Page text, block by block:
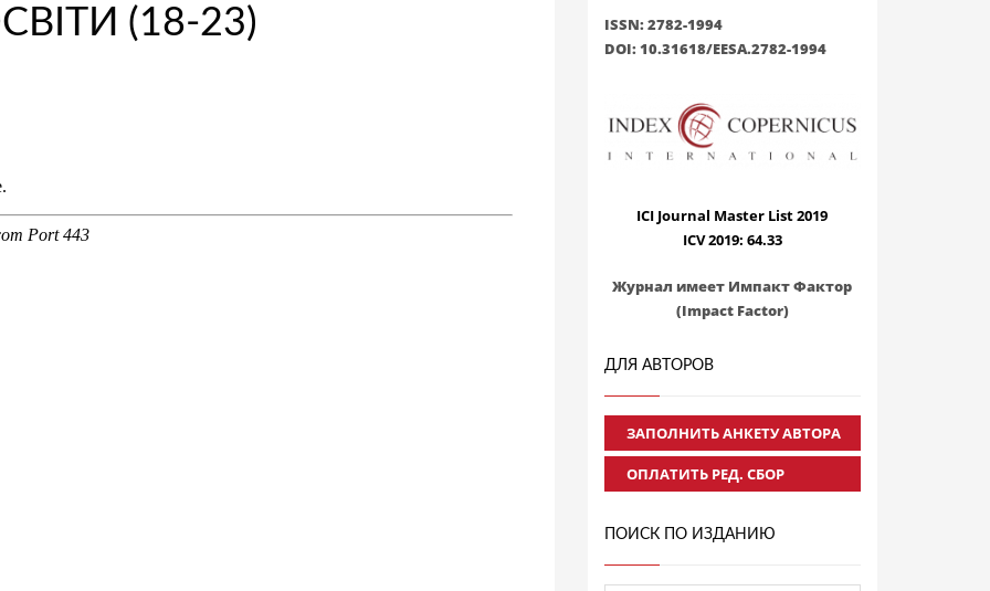
(18-23)
ISSN: 2782-1994
DOI: 10.31618/EESA.2782-1994
ICI Journal Master List 2019
ICV 2019: 64.33
Журнал имеет Импакт Фактор
(Impact Factor)
ДЛЯ АВТОРОВ
ЗАПОЛНИТЬ АНКЕТУ АВТОРА
ОПЛАТИТЬ РЕД. СБОР
ПОИСК ПО ИЗДАНИЮ